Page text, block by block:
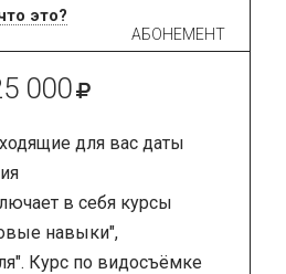
это?
АБОНЕМЕНТ
000
для вас даты
в себя курсы
навыки",
Курс по видосъёмке